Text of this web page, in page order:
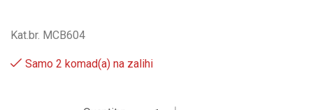
Kat.br. MCB604
Samo 2 komad(a) na zalihi